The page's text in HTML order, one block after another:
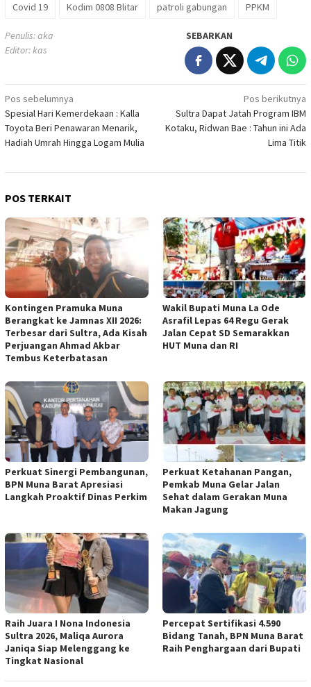
Covid 19 Kodim 0808 Blitar patroli gabungan PPKM
Penulis: aka
Editor: kas
SEBARKAN
Navigasi
pos
Pos sebelumnya
Spesial Hari Kemerdekaan : Kalla
Toyota Beri Penawaran Menarik,
Hadiah Umrah Hingga Logam Mulia
Pos berikutnya
Sultra Dapat Jatah Program IBM
Kotaku, Ridwan Bae : Tahun ini Ada
Lima Titik
POS TERKAIT
Kontingen Pramuka Muna
Berangkat ke Jamnas XII 2026:
Terbesar dari Sultra, Ada Kisah
Perjuangan Ahmad Akbar
Tembus Keterbatasan
Wakil Bupati Muna La Ode
Asrafil Lepas 64 Regu Gerak
Jalan Cepat SD Semarakkan
HUT Muna dan RI
Perkuat Sinergi Pembangunan,
BPN Muna Barat Apresiasi
Langkah Proaktif Dinas Perkim
Perkuat Ketahanan Pangan,
Pemkab Muna Gelar Jalan
Sehat dalam Gerakan Muna
Makan Jagung
Raih Juara I Nona Indonesia
Sultra 2026, Maliqa Aurora
Janiqa Siap Melenggang ke
Tingkat Nasional
Percepat Sertifikasi 4.590
Bidang Tanah, BPN Muna Barat
Raih Penghargaan dari Bupati